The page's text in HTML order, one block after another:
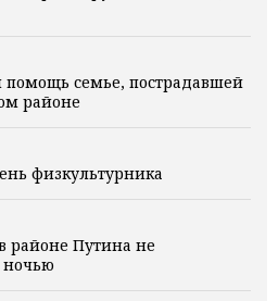
семье, пострадавшей
районе
физкультурника
районе Путина не
ночью